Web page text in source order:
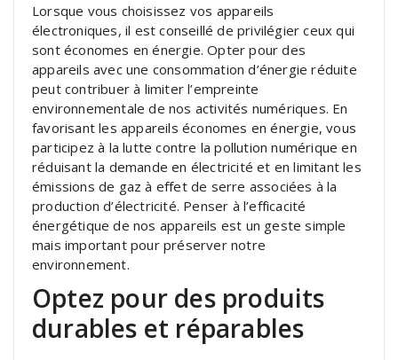
Lorsque vous choisissez vos appareils
électroniques, il est conseillé de privilégier ceux qui
sont économes en énergie. Opter pour des
appareils avec une consommation d’énergie réduite
peut contribuer à limiter l’empreinte
environnementale de nos activités numériques. En
favorisant les appareils économes en énergie, vous
participez à la lutte contre la pollution numérique en
réduisant la demande en électricité et en limitant les
émissions de gaz à effet de serre associées à la
production d’électricité. Penser à l’efficacité
énergétique de nos appareils est un geste simple
mais important pour préserver notre
environnement.
Optez pour des produits
durables et réparables